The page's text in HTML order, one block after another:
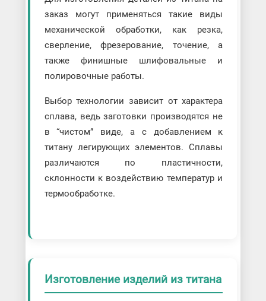
заказ могут применяться такие виды
механической обработки, как резка,
сверление, фрезерование, точение, а
также финишные шлифовальные и
полировочные работы.
Выбор технологии зависит от характера
сплава, ведь заготовки производятся не
в “чистом” виде, а с добавлением к
титану легирующих элементов. Сплавы
различаются по пластичности,
склонности к воздействию температур и
термообработке.
Изготовление изделий из титана